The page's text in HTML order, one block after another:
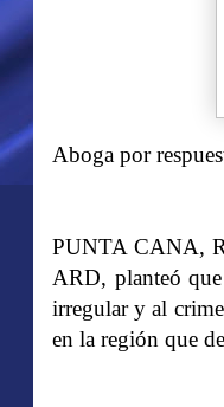
Aboga por
PUNTA CANA,
ARD, planteó
irregular y al
en la región que